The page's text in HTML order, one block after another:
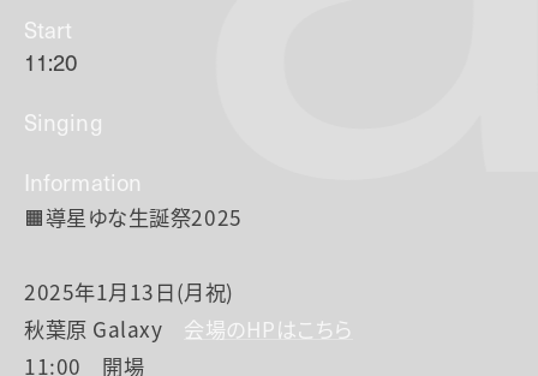
Start
11:20
Singing
Information
🟧導星ゆな生誕祭2025
2025年1月13日(月祝)
秋葉原 Galaxy 会場のHPはこちら
11:00 開場